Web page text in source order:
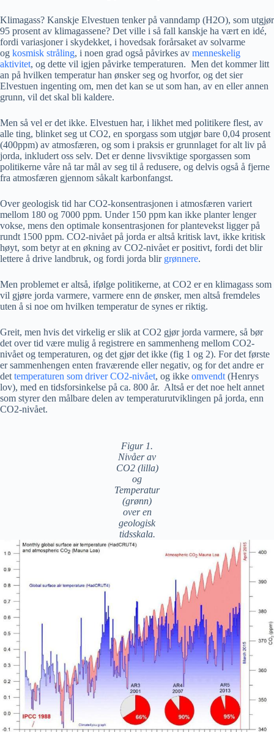
Klimagass? Kanskje Elvestuen tenker på vanndamp (H2O), som utgjør
95 prosent av klimagassene? Det ville i så fall kanskje ha vært en idé,
fordi variasjoner i skydekket, i hovedsak forårsaket av solvarme
og kosmisk stråling, i noen grad også påvirkes av menneskelig
aktivitet, og dette vil igjen påvirke temperaturen. Men det kommer litt
an på hvilken temperatur han ønsker seg og hvorfor, og det sier
Elvestuen ingenting om, men det kan se ut som han, av en eller annen
grunn, vil det skal bli kaldere.
Men så vel er det ikke. Elvestuen har, i likhet med politikere flest, av
alle ting, blinket seg ut CO2, en sporgass som utgjør bare 0,04 prosent
(400ppm) av atmosfæren, og som i praksis er grunnlaget for alt liv på
jorda, inkludert oss selv. Det er denne livsviktige sporgassen som
politikerne våre nå tar mål av seg til å redusere, og delvis også å fjerne
fra atmosfæren gjennom såkalt karbonfangst.
Over geologisk tid har CO2-konsentrasjonen i atmosfæren variert
mellom 180 og 7000 ppm. Under 150 ppm kan ikke planter lenger
vokse, mens den optimale konsentrasjonen for plantevekst ligger på
rundt 1500 ppm. CO2-nivået på jorda er altså kritisk lavt, ikke kritisk
høyt, som betyr at en økning av CO2-nivået er positivt, fordi det blir
lettere å drive landbruk, og fordi jorda blir grønnere.
Men problemet er altså, ifølge politikerne, at CO2 er en klimagass som
vil gjøre jorda varmere, varmere enn de ønsker, men altså fremdeles
uten å si noe om hvilken temperatur de synes er riktig.
Greit, men hvis det virkelig er slik at CO2 gjør jorda varmere, så bør
det over tid være mulig å registrere en sammenheng mellom CO2-
nivået og temperaturen, og det gjør det ikke (fig 1 og 2). For det første
er sammenhengen enten fraværende eller negativ, og for det andre er
det temperaturen som driver CO2-nivået, og ikke omvendt (Henrys
lov), med en tidsforsinkelse på ca. 800 år. Altså er det noe helt annet
som styrer den målbare delen av temperaturutviklingen på jorda, enn
CO2-nivået.
Figur 1.
Nivåer av
CO2 (lilla)
og
Temperatur
(grønn)
over en
geologisk
tidsskala.